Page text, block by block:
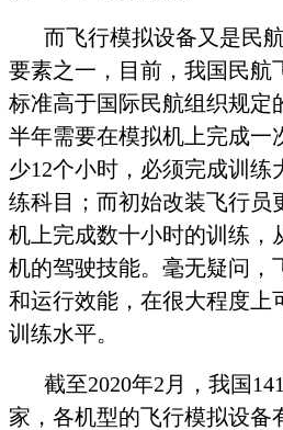
而飞行模拟设备又是民
要素之一，目前，我国民航
标准高于国际民航组织规定
半年需要在模拟机上完成一
少12个小时，必须完成训练
练科目；而初始改装飞行员
机上完成数十小时的训练，
机的驾驶技能。毫无疑问，
和运行效能，在很大程度上
训练水平。
截至2020年2月，我国
家，各机型的飞行模拟设备